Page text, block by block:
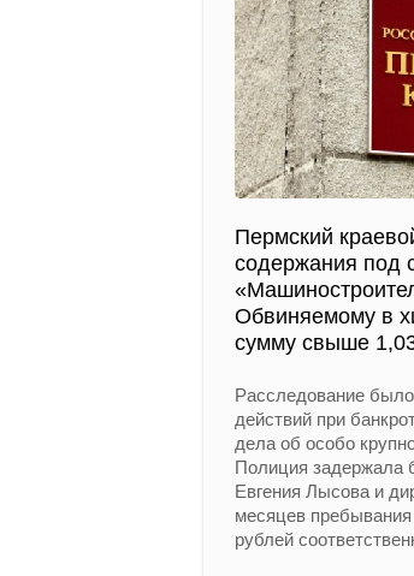
Пермский
содержания под
Обвиняемому в
сумму свыше
Расследование
действий при
дела об особо
Полиция задержала
Евгения Лысова и
месяцев
рублей